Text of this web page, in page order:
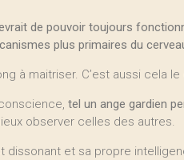
de pouvoir toujours
plus primaires du
à maitriser. C’est aussi cela
tel un ange gardien
observer celles des autres.
dissonant et sa propre